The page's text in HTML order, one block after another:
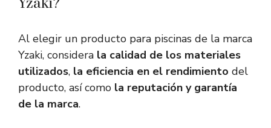
Yzaki?
Al elegir un producto para piscinas de la marca
Yzaki, considera la calidad de los materiales
utilizados, la eficiencia en el rendimiento del
producto, así como la reputación y garantía
de la marca.